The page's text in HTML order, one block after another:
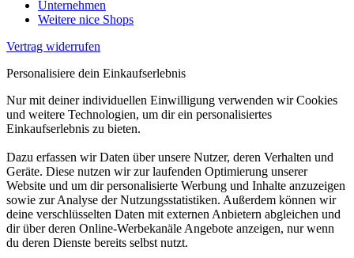
Unternehmen
Weitere nice Shops
Vertrag widerrufen
Personalisiere dein Einkaufserlebnis
Nur mit deiner individuellen Einwilligung verwenden wir Cookies
und weitere Technologien, um dir ein personalisiertes
Einkaufserlebnis zu bieten.
Dazu erfassen wir Daten über unsere Nutzer, deren Verhalten und
Geräte. Diese nutzen wir zur laufenden Optimierung unserer
Website und um dir personalisierte Werbung und Inhalte anzuzeigen
sowie zur Analyse der Nutzungsstatistiken. Außerdem können wir
deine verschlüsselten Daten mit externen Anbietern abgleichen und
dir über deren Online-Werbekanäle Angebote anzeigen, nur wenn
du deren Dienste bereits selbst nutzt.